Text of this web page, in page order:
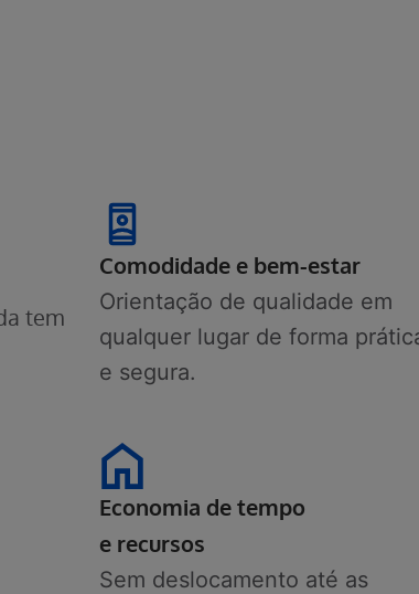
tem
Comodidade e bem-estar
Orientação de qualidade em
qualquer lugar de forma
e segura.
Economia de tempo
e recursos
Sem deslocamento até as